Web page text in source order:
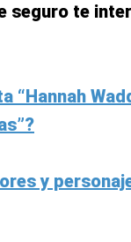
seguro te
“Hannah
y